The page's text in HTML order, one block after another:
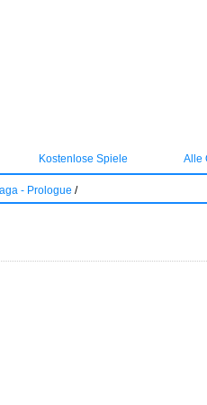
Kostenlose Spiele Alle
- Prologue /